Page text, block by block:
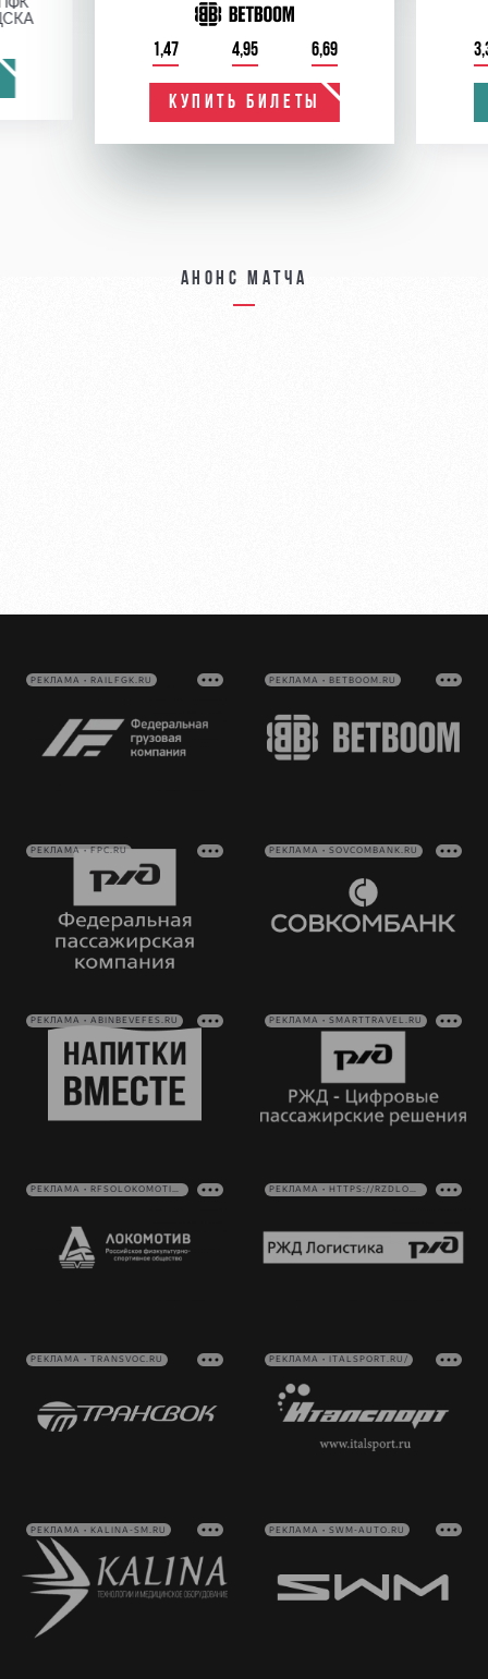
1,47 4,95 6,69
КУПИТЬ БИЛЕТЫ
Анонс матча
РЕКЛАМА • RAILFGK.RU РЕКЛАМА • BETBOOM.RU
РЕКЛАМА • FPC.RU РЕКЛАМА • SOVCOMBANK.RU
РЕКЛАМА • ABINBEVEFES.RU РЕКЛАМА • SMARTTRAVEL.RU
РЕКЛАМА • RFSOLOKOMOTIV.RU РЕКЛАМА • HTTPS://RZDLOG.RU/
РЕКЛАМА • TRANSVOC.RU РЕКЛАМА • ITALSPORT.RU/
РЕКЛАМА • KALINA-SM.RU РЕКЛАМА • SWM-AUTO.RU